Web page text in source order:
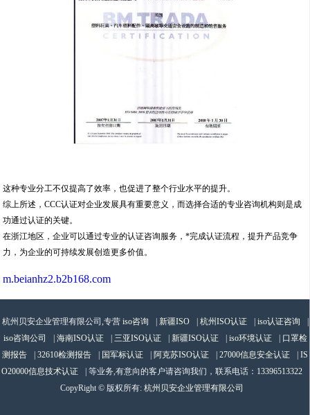
这种专业分工不仅提高了效率，也促进了整个行业水平的提升。
综上所述，CCC认证对企业发展具有重要意义，而选择合适的专业咨询机构则是成
功通过认证的关键。
在浙江地区，企业可以通过专业的认证咨询服务，*完成认证流程，提升产品竞争
力，为企业的可持续发展创造更多价值。
m.beianhz2.b2b168.com
杭州贝安企业管理有限公司,专营 iso咨询 新疆ISO 杭州ISO认证 iso认证咨询
iso咨询公司
海南ISO认证 三亚ISO认证 新疆ISO认证 iso环境认证
口罩检
测报告
32610检测报告 国军标认证 阿克苏ISO认证 27000信息安全认证
IS
O20000信息技术认证
| 等业务,有意向的客户请咨询我们，联系电话： 13396513322
CopyRight © 版权所有: 杭州贝安企业管理有限公司